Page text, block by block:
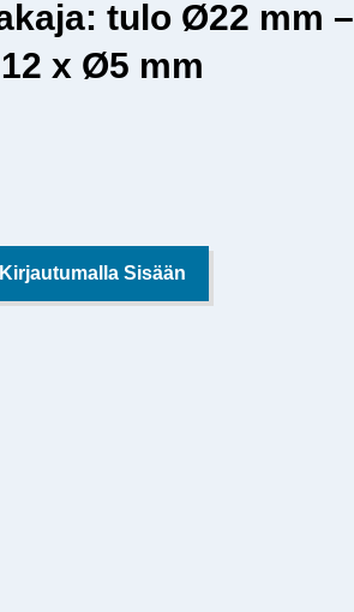
tulo Ø22 mm –
x Ø5 mm
Sisään